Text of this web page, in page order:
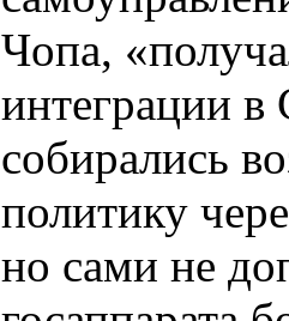
Чопа,
интеграции
собирались
политику
но сами не